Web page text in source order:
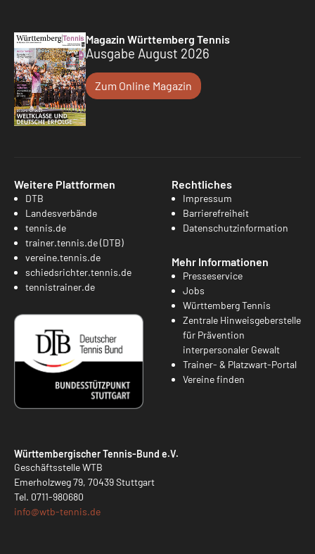
Magazin Württemberg Tennis
Ausgabe August 2026
Zum Online Magazin
Weitere Plattformen
DTB
Landesverbände
tennis.de
trainer.tennis.de (DTB)
vereine.tennis.de
schiedsrichter.tennis.de
tennistrainer.de
Rechtliches
Impressum
Barrierefreiheit
Datenschutzinformation
Mehr Informationen
Presseservice
Jobs
Württemberg Tennis
Zentrale Hinweisgeberstelle
für Prävention
interpersonaler Gewalt
Trainer- & Platzwart-Portal
Vereine finden
Württembergischer Tennis-Bund e.V.
Geschäftsstelle WTB
Emerholzweg 79, 70439 Stuttgart
Tel. 0711-980680
info@wtb-tennis.de